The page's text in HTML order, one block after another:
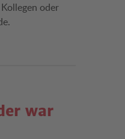
oder
war